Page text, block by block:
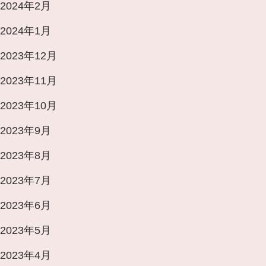
2024年2月
2024年1月
2023年12月
2023年11月
2023年10月
2023年9月
2023年8月
2023年7月
2023年6月
2023年5月
2023年4月